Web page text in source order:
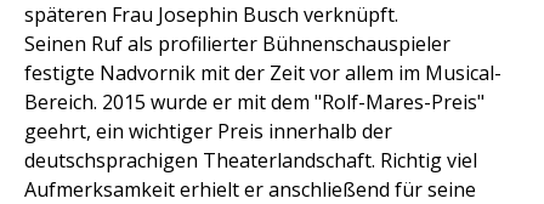
späteren Frau Josephin Busch verknüpft.
Seinen Ruf als profilierter Bühnenschauspieler
festigte Nadvornik mit der Zeit vor allem im Musical-
Bereich. 2015 wurde er mit dem "Rolf-Mares-Preis"
geehrt, ein wichtiger Preis innerhalb der
deutschsprachigen Theaterlandschaft. Richtig viel
Aufmerksamkeit erhielt er anschließend für seine